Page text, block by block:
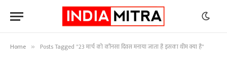
Home » Posts Tagged "23 मार्च को कौनसा दिवस मनाया जाता है इसका थीम क्या है"